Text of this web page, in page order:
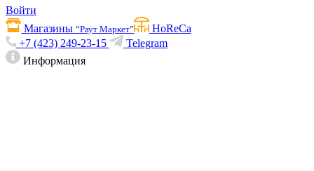
Войти
Магазины“Раут Маркет”
HoReCa
+7 (423) 249-23-15
Telegram
Информация